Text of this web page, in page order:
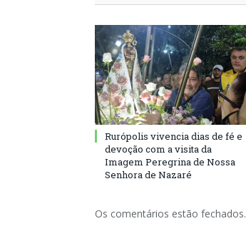
Rurópolis vivencia dias de fé e
devoção com a visita da
Imagem Peregrina de Nossa
Senhora de Nazaré
Os comentários estão fechados.